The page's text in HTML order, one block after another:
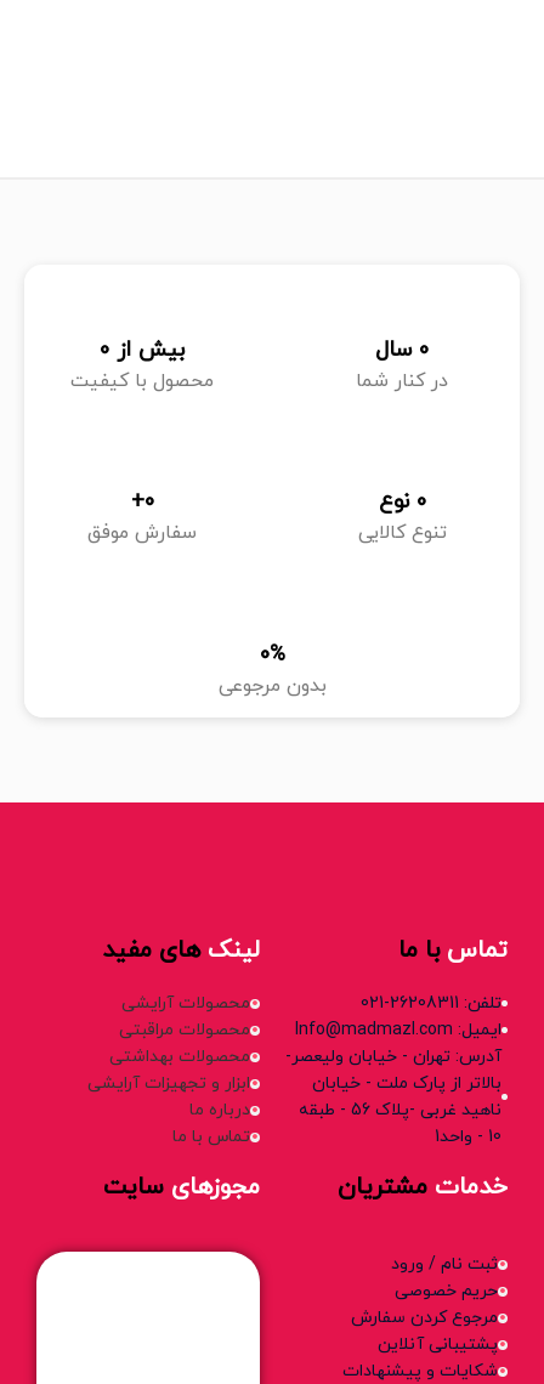
در کنار شما
0 سال
محصول با کیفیت
بیش از 0
تنوع کالایی
0 نوع
سفارش موفق
0
+
بدون مرجوعی
%
0
تماسبا ما
تلفن: 26208311-021
ایمیل: Info@madmazl.com
آدرس: تهران - خیابان ولیعصر-
بالاتر از پارک ملت - خیابان
ناهید غربی -پلاک 56 - طبقه
10 - واحد1
لینک های مفید
محصولات آرایشی
محصولات مراقبتی
محصولات بهداشتی
ابزار و تجهیزات آرایشی
درباره ما
تماس با ما
خدمات مشتریان
ثبت نام / ورود
حریم خصوصی
مرجوع کردن سفارش
پشتیبانی آنلاین
شکایات و پیشنهادات
مجوزهای سایت